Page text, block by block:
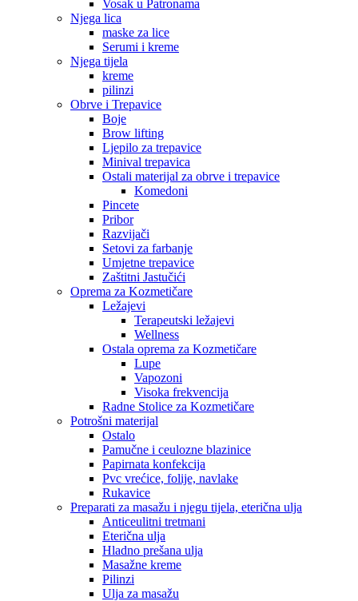
Vosak u Patronama
Njega lica
maske za lice
Serumi i kreme
Njega tijela
kreme
pilinzi
Obrve i Trepavice
Boje
Brow lifting
Ljepilo za trepavice
Minival trepavica
Ostali materijal za obrve i trepavice
Komedoni
Pincete
Pribor
Razvijači
Setovi za farbanje
Umjetne trepavice
Zaštitni Jastučići
Oprema za Kozmetičare
Ležajevi
Terapeutski ležajevi
Wellness
Ostala oprema za Kozmetičare
Lupe
Vapozoni
Visoka frekvencija
Radne Stolice za Kozmetičare
Potrošni materijal
Ostalo
Pamučne i ceulozne blazinice
Papirnata konfekcija
Pvc vrećice, folije, navlake
Rukavice
Preparati za masažu i njegu tijela, eterična ulja
Anticeulitni tretmani
Eterična ulja
Hladno prešana ulja
Masažne kreme
Pilinzi
Ulja za masažu